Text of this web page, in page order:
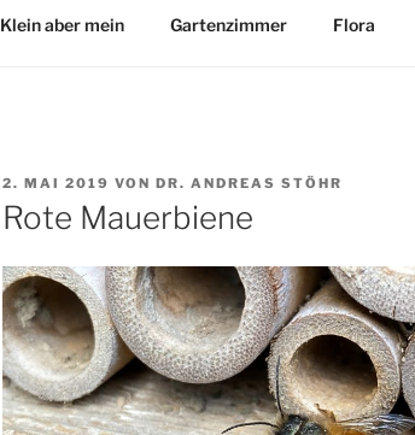
Klein aber mein Gartenzimmer Flora
VERÖFFENTLICHT
AM
2. MAI 2019 VON DR. ANDREAS STÖHR
Rote Mauerbiene